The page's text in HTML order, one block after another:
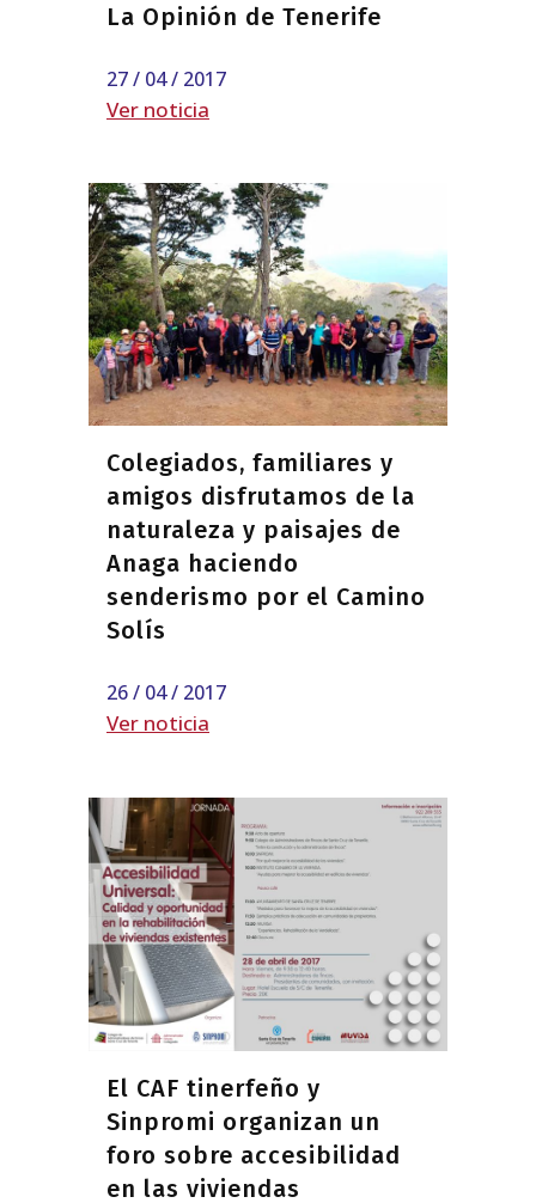
La Opinión de Tenerife
27 / 04 / 2017
Ver noticia
Colegiados, familiares y
amigos disfrutamos de la
naturaleza y paisajes de
Anaga haciendo
senderismo por el Camino
Solís
26 / 04 / 2017
Ver noticia
El CAF tinerfeño y
Sinpromi organizan un
foro sobre accesibilidad
en las viviendas